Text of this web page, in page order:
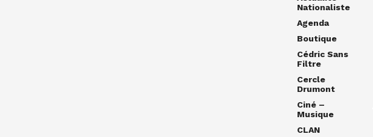
Nationaliste
Agenda
Boutique
Cédric Sans
Filtre
Cercle
Drumont
Ciné –
Musique
CLAN